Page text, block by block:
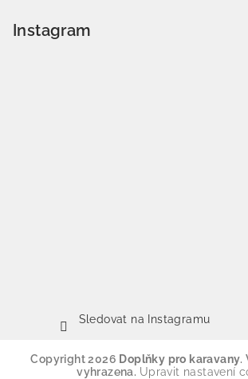
Instagram
Sledovat na Instagramu
Copyright 2026 Doplňky pro karavany.
vyhrazena. Upravit nastavení